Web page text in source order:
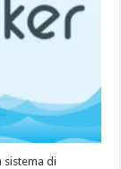
sistema di